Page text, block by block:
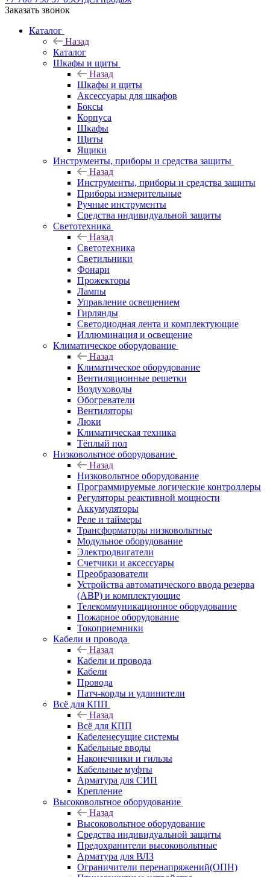
Заказать звонок
Каталог
Назад
Каталог
Шкафы и щиты
Назад
Шкафы и щиты
Аксессуары для шкафов
Боксы
Корпуса
Шкафы
Щиты
Ящики
Инструменты, приборы и средства защиты
Назад
Инструменты, приборы и средства защиты
Приборы измерительные
Ручные инструменты
Средства индивидуальной защиты
Светотехника
Назад
Светотехника
Светильники
Фонари
Прожекторы
Лампы
Управление освещением
Гирлянды
Светодиодная лента и комплектующие
Иллюминация и освещение
Климатическое оборудование
Назад
Климатическое оборудование
Вентиляционные решетки
Воздуховоды
Обогреватели
Вентиляторы
Люки
Климатическая техника
Тёплый пол
Низковольтное оборудование
Назад
Низковольтное оборудование
Программируемые логические контроллеры
Регуляторы реактивной мощности
Аккумуляторы
Реле и таймеры
Трансформаторы низковольтные
Модульное оборудование
Электродвигатели
Счетчики и аксессуары
Преобразователи
Устройства автоматического ввода резерва
(АВР) и комплектующие
Телекоммуникационное оборудование
Пожарное оборудование
Токоприемники
Кабели и провода
Назад
Кабели и провода
Кабели
Провода
Патч-корды и удлинители
Всё для КПП
Назад
Всё для КПП
Кабеленесущие системы
Кабельные вводы
Наконечники и гильзы
Кабельные муфты
Арматура для СИП
Крепление
Высоковольтное оборудование
Назад
Высоковольтное оборудование
Средства индивидуальной защиты
Предохранители высоковольтные
Арматура для ВЛЗ
Ограничители перенапряжений(ОПН)